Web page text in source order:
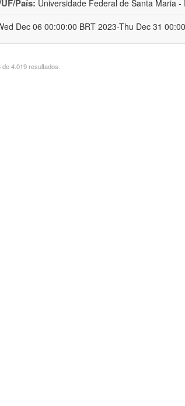
País: Universidade Federal de Santa Maria -
Dec 06 00:00:00 BRT 2023-Thu Dec 31
4.019 resultados.